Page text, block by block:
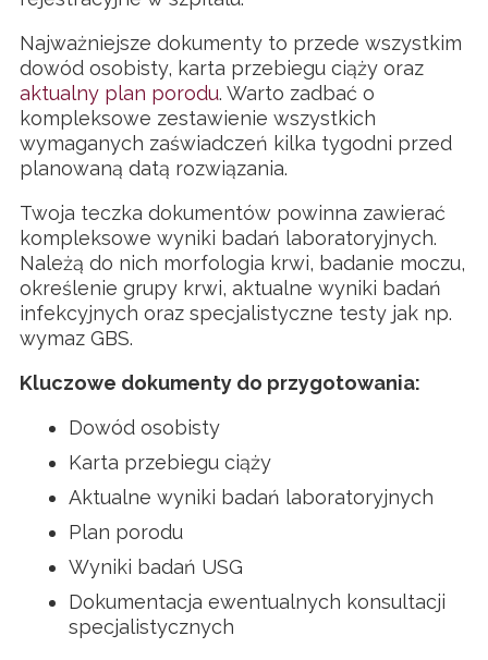
Najważniejsze dokumenty to przede wszystkim
dowód osobisty, karta przebiegu ciąży oraz
aktualny plan porodu. Warto zadbać o
kompleksowe zestawienie wszystkich
wymaganych zaświadczeń kilka tygodni przed
planowaną datą rozwiązania.
Twoja teczka dokumentów powinna zawierać
kompleksowe wyniki badań laboratoryjnych.
Należą do nich morfologia krwi, badanie moczu,
określenie grupy krwi, aktualne wyniki badań
infekcyjnych oraz specjalistyczne testy jak np.
wymaz GBS.
Kluczowe dokumenty do przygotowania:
Dowód osobisty
Karta przebiegu ciąży
Aktualne wyniki badań laboratoryjnych
Plan porodu
Wyniki badań USG
Dokumentacja ewentualnych konsultacji
specjalistycznych